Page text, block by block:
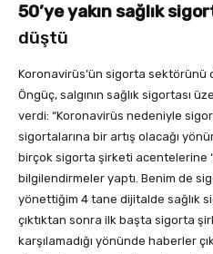
50’ye yakın sağlık
düştü
Koronavirüs’ün sigorta
Öngüç, salgının sağlık sigortası
verdi: “Koronavirüs nedeniyle
sigortalarına bir artış olacağı
birçok sigorta şirketi acentelerine
bilgilendirmeler yaptı. Benim de
yönettiğim 4 tane dijitalde sağlık
çıktıktan sonra ilk başta sigorta
karşılamadığı yönünde haberler